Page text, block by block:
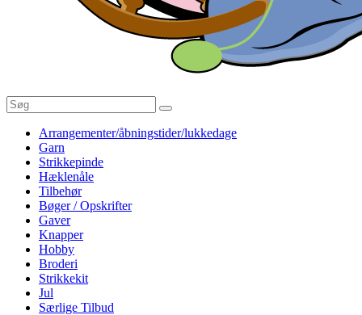
Arrangementer/åbningstider/lukkedage
Garn
Strikkepinde
Hæklenåle
Tilbehør
Bøger / Opskrifter
Gaver
Knapper
Hobby
Broderi
Strikkekit
Jul
Særlige Tilbud